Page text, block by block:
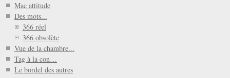
Mac attitude
Des mots...
366 réel
366 obsolète
Vue de la chambre...
Tag à la con…
Le bordel des autres